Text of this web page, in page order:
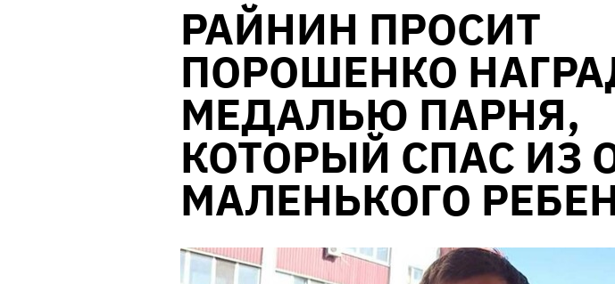
РАЙНИН ПРОСИТ
ПОРОШЕНКО
МЕДАЛЬЮ ПАРНЯ,
КОТОРЫЙ СПАС ИЗ
МАЛЕНЬКОГО